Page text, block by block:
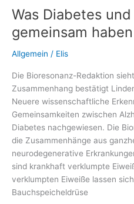
Was Diabetes
gemeinsam haben
Allgemein / Elis
Die Bioresonanz-Redaktion
Zusammenhang bestätigt
Neuere wissenschaftliche
Gemeinsamkeiten zwischen
Diabetes nachgewiesen. Die
die Zusammenhänge aus
neurodegenerative
sind krankhaft verklumpte
verklumpten Eiweiße lassen
Bauchspeicheldrüse